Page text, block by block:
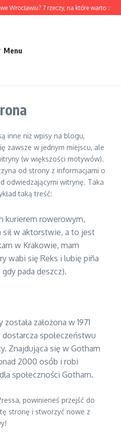
Wrocławiu? 7 rzeczy, na które warto
Menu
inne niż wpisy na blogu,
zawsze w jednym miejscu, ale
(w większości motywów).
od strony z informacjami o
odwiedzającymi witrynę. Taka
taką treść:
kurierem rowerowym,
w aktorstwie, a to jest
w Krakowie, mam
wabi się Reks i lubię piña
pada deszcz).
założona w 1971
społeczeństwu
Znajdująca się w Gotham
2000 osób i robi
społeczności Gotham.
powinieneś przejść do
stronę i stworzyć nowe z